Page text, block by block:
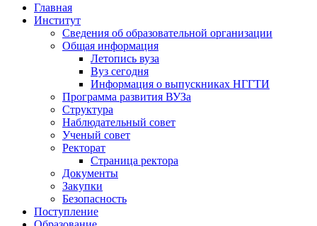
Главная
Институт
Сведения об образовательной организации
Общая информация
Летопись вуза
Вуз сегодня
Информация о выпускниках НГГТИ
Программа развития ВУЗа
Структура
Наблюдательный совет
Ученый совет
Ректорат
Страница ректора
Документы
Закупки
Безопасность
Поступление